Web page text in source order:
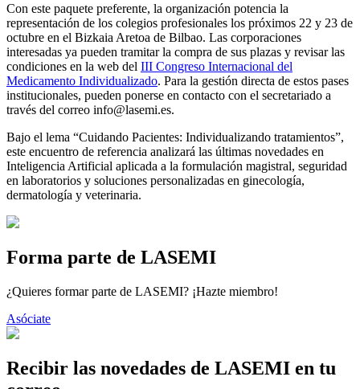
Con este paquete preferente, la organización potencia la
representación de los colegios profesionales los próximos 22 y 23 de
octubre en el Bizkaia Aretoa de Bilbao. Las corporaciones
interesadas ya pueden tramitar la compra de sus plazas y revisar las
condiciones en la web del III Congreso Internacional del
Medicamento Individualizado. Para la gestión directa de estos pases
institucionales, pueden ponerse en contacto con el secretariado a
través del correo info@lasemi.es.
Bajo el lema “Cuidando Pacientes: Individualizando tratamientos”,
este encuentro de referencia analizará las últimas novedades en
Inteligencia Artificial aplicada a la formulación magistral, seguridad
en laboratorios y soluciones personalizadas en ginecología,
dermatología y veterinaria.
Forma parte de LASEMI
¿Quieres formar parte de LASEMI? ¡Hazte miembro!
Asóciate
Recibir las novedades de LASEMI en tu